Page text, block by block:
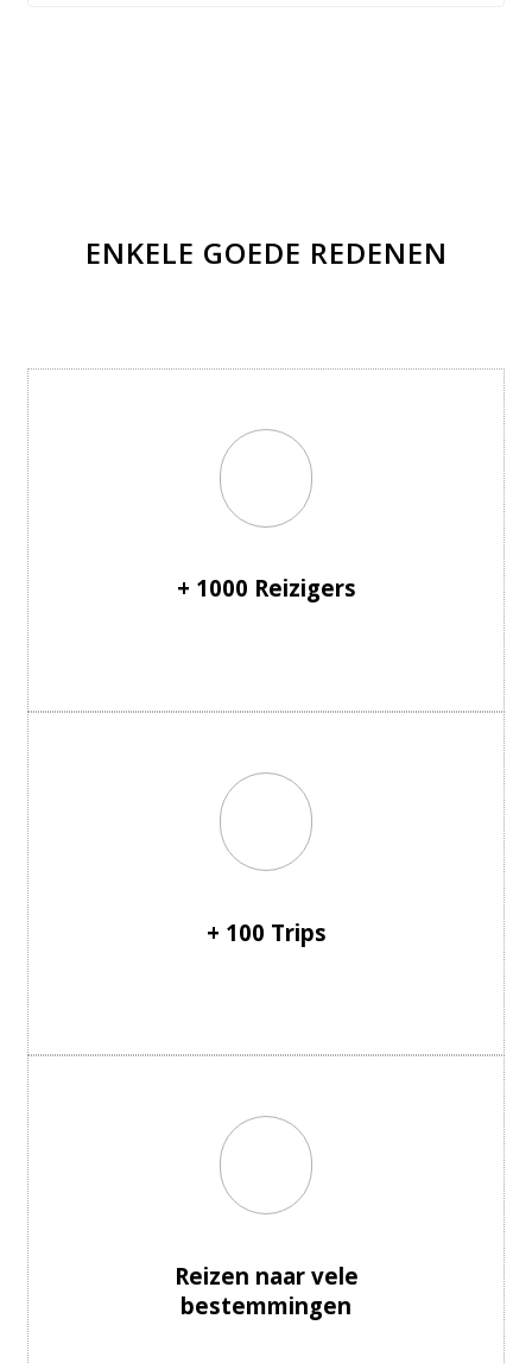
ENKELE GOEDE REDENEN
+ 1000 Reizigers
+ 100 Trips
Reizen naar vele
bestemmingen